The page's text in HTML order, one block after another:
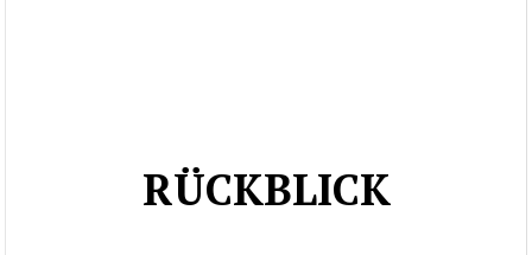
RÜCKBLICK